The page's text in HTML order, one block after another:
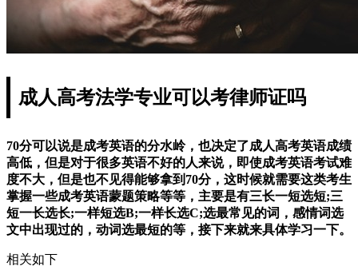
成人高考法学专业可以考律师证吗
70分可以说是成考英语的分水岭，也决定了成人高考英语成绩
高低，但是对于很多英语不好的人来说，即使成考英语考试难
度不大，但是也不见得能够拿到70分，这时候就需要这类考生
掌握一些成考英语蒙题策略等等，主要是有三长一短选短;三
短一长选长;一样短选B;一样长选C;选最常见的词，感情词选
文中出现过的，动词选最短的等，接下来就来具体学习一下。
相关如下